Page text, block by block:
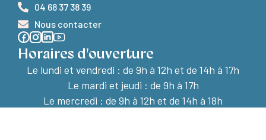
04 68 37 38 39
Nous contacter
Horaires d'ouverture
Le lundi et vendredi : de 9h à 12h et de 14h à 17h
Le mardi et jeudi : de 9h à 17h
Le mercredi : de 9h à 12h et de 14h à 18h